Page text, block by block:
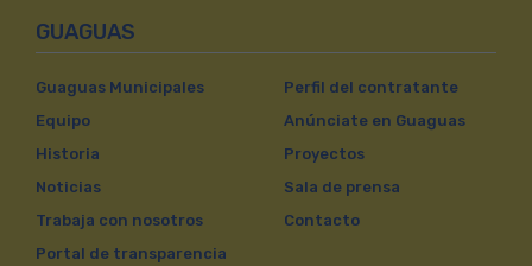
GUAGUAS
Guaguas Municipales
Equipo
Historia
Noticias
Trabaja con nosotros
Portal de transparencia
Perfil del contratante
Anúnciate en Guaguas
Proyectos
Sala de prensa
Contacto